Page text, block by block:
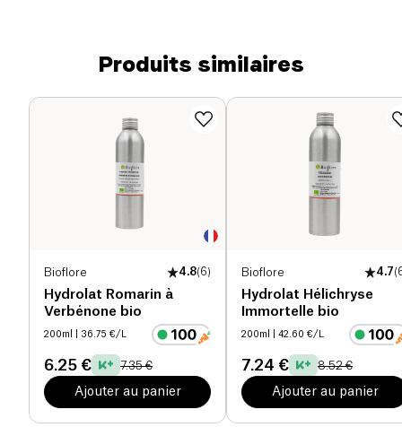
Produits similaires
Bioflore 4.8(6)
Hydrolat Romarin à
Verbénone bio
200ml | 36.75 €/L
6.25 € 7.35 €
Ajouter au panier
Bioflore 4.7(
Hydrolat Hélichryse
Immortelle bio
200ml | 42.60 €/L
7.24 € 8.52 €
Ajouter au panier